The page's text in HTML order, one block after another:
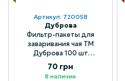
Артикул: 720058
Дуброва
Фильтр-пакеты для
заваривания чая ТМ
Дуброва 100 шт
(4820202720058)
70 грн
В наличии